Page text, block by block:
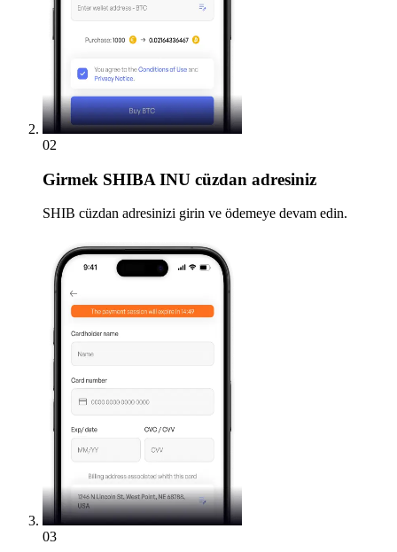
02
Girmek SHIBA INU cüzdan adresiniz
SHIB cüzdan adresinizi girin ve ödemeye devam edin.
03